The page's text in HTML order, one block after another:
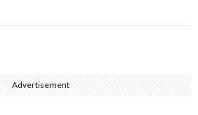
Advertisement